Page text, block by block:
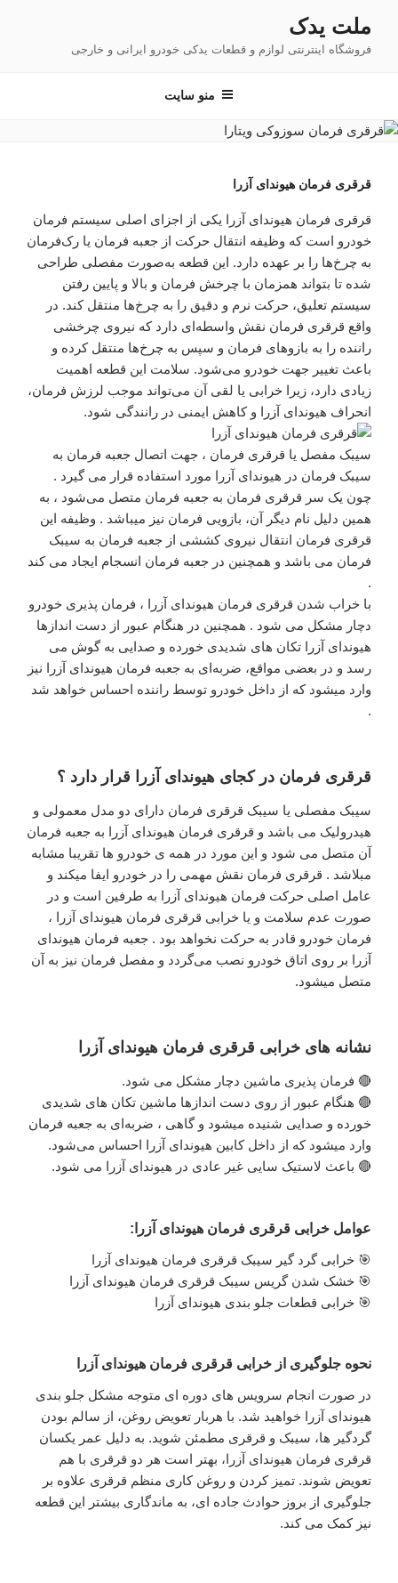
محتوا
ملت یدک
فروشگاه اینترنتی لوازم و قطعات یدکی خودرو ایرانی و خارجی
منو سایت
قرقری فرمان هیوندای آزرا
قرقری فرمان هیوندای آزرا یکی از اجزای اصلی سیستم فرمان
خودرو است که وظیفه انتقال حرکت از جعبه فرمان یا رک‌فرمان
به چرخ‌ها را بر عهده دارد. این قطعه به‌صورت مفصلی طراحی
شده تا بتواند همزمان با چرخش فرمان و بالا و پایین رفتن
سیستم تعلیق، حرکت نرم و دقیق را به چرخ‌ها منتقل کند. در
واقع قرقری فرمان نقش واسطه‌ای دارد که نیروی چرخشی
راننده را به بازوهای فرمان و سپس به چرخ‌ها منتقل کرده و
باعث تغییر جهت خودرو می‌شود. سلامت این قطعه اهمیت
زیادی دارد، زیرا خرابی یا لقی آن می‌تواند موجب لرزش فرمان،
انحراف هیوندای آزرا و کاهش ایمنی در رانندگی شود.
سیبک مفصل یا قرقری فرمان ، جهت اتصال جعبه فرمان به
سیبک فرمان در هیوندای آزرا مورد استفاده قرار می گیرد .
چون یک سر قرقری فرمان به جعبه فرمان متصل می‌شود ، به
همین دلیل نام دیگر آن، بازویی فرمان نیز میباشد . وظیفه این
قرقری فرمان انتقال نیروی کششی از جعبه فرمان به سیبک
فرمان می باشد و همچنین در جعبه فرمان انسجام ایجاد می کند
.
با خراب شدن قرقری فرمان هیوندای آزرا ، فرمان پذیری خودرو
دچار مشکل می شود . همچنین در هنگام عبور از دست اندازها
هیوندای آزرا تکان های شدیدی خورده و صدایی به گوش می
رسد و در بعضی مواقع، ضربه‌ای به جعبه فرمان هیوندای آزرا نیز
وارد میشود که از داخل خودرو توسط راننده احساس خواهد شد
.
قرقری فرمان در کجای هیوندای آزرا قرار دارد ؟
سیبک مفصلی یا سیبک قرقری فرمان دارای دو مدل معمولی و
هیدرولیک می باشد و قرقری فرمان هیوندای آزرا به جعبه فرمان
آن متصل می شود و این مورد در همه ی خودرو ها تقریبا مشابه
مبلاشد . قرقری فرمان نقش مهمی را در خودرو ایفا میکند و
عامل اصلی حرکت فرمان هیوندای آزرا به طرفین است و در
صورت عدم سلامت و یا خرابی قرقری فرمان هیوندای آزرا ،
فرمان خودرو قادر به حرکت نخواهد بود . جعبه فرمان هیوندای
آزرا بر روی اتاق خودرو نصب می‌گردد و مفصل فرمان نیز به آن
متصل میشود.
نشانه های خرابی قرقری فرمان هیوندای آزرا
🔴 فرمان پذیری ماشین دچار مشکل می شود.
🔴 هنگام عبور از روی دست اندازها ماشین تکان های شدیدی
خورده و صدایی شنیده میشود و گاهی ، ضربه‌ای به جعبه فرمان
وارد میشود که از داخل کابین هیوندای آزرا احساس می‌شود.
🔴 باعث لاستیک سایی غیر عادی در هیوندای آزرا می شود.
عوامل خرابی قرقری فرمان هیوندای آزرا:
🎯 خرابی گرد گیر سیبک قرقری فرمان هیوندای آزرا
🎯 خشک شدن گریس سیبک قرقری فرمان هیوندای آزرا
🎯 خرابی قطعات جلو بندی هیوندای آزرا
نحوه جلوگیری از خرابی قرقری فرمان هیوندای آزرا
در صورت انجام سرویس های دوره ای متوجه مشکل جلو بندی
هیوندای آزرا خواهید شد. با هربار تعویض روغن، از سالم بودن
گردگیر ها، سیبک و قرقری مطمئن شوید. به دلیل عمر یکسان
قرقری فرمان هیوندای آزرا، بهتر است هر دو قرقری با هم
تعویض شوند. تمیز کردن و روغن کاری منظم قرقری علاوه بر
جلوگیری از بروز حوادث جاده ای، به ماندگاری بیشتر این قطعه
نیز کمک می کند.